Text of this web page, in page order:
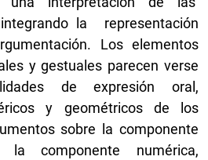
la representación
Los elementos
y gestuales parecen verse
de expresión oral,
y geométricos de los
sobre la componente
componente numérica,